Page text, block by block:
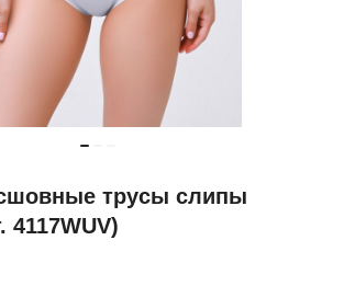
трусы слипы
4117WUV)